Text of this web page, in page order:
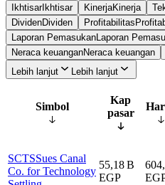
IkhtisarIkhtisar KinerjaKinerja
DividenDividen Profitabilitas
Laporan Pemasukan Laporan
Neraca keuanganNeraca keuangan
Lebih lanjut
Lebih lanjut
Simbol
Kap
pasar
SCTSSues Canal
Co. for Technology
55,18 B
EGP